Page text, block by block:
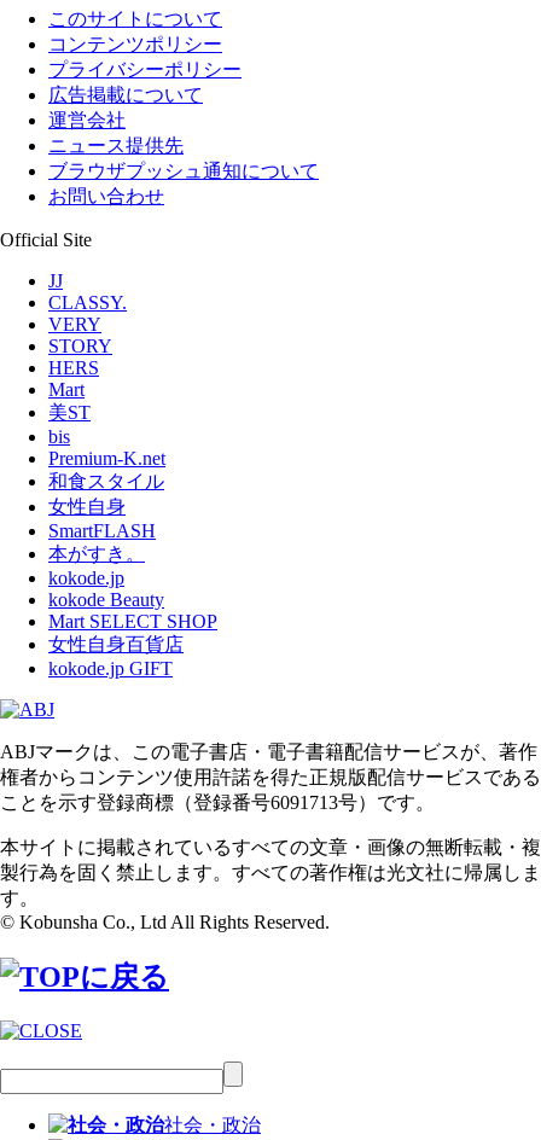
このサイトについて
コンテンツポリシー
プライバシーポリシー
広告掲載について
運営会社
ニュース提供先
ブラウザプッシュ通知について
お問い合わせ
Official Site
JJ
CLASSY.
VERY
STORY
HERS
Mart
美ST
bis
Premium-K.net
和食スタイル
女性自身
SmartFLASH
本がすき。
kokode.jp
kokode Beauty
Mart SELECT SHOP
女性自身百貨店
kokode.jp GIFT
ABJマークは、この電子書店・電子書籍配信サービスが、著作
権者からコンテンツ使用許諾を得た正規版配信サービスである
ことを示す登録商標（登録番号6091713号）です。
本サイトに掲載されているすべての文章・画像の無断転載・複
製行為を固く禁止します。すべての著作権は光文社に帰属しま
す。
© Kobunsha Co., Ltd All Rights Reserved.
社会・政治